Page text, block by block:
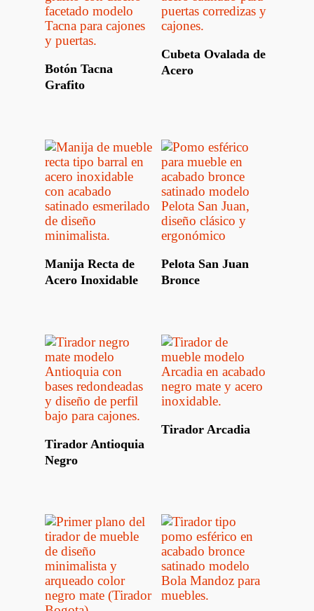
Leer Más
Botón Tacna
Grafito
Cubeta Ovalada de
Acero
Leer Más
Manija Recta de
Acero Inoxidable
Pelota San Juan
Bronce
Leer Más
Tirador Antioquia
Negro
Leer Más
Tirador Arcadia